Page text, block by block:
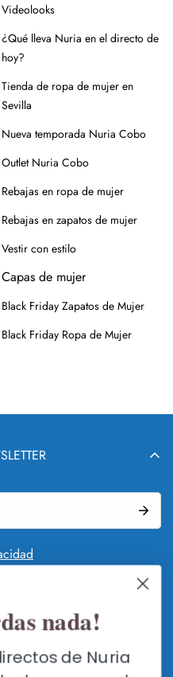
húmedo y
de piel. Guarda en
papel o con horma),
la suela. En caso de
caja o funda de tela,
primer día.
Videolooks
¿Qué lleva Nuria en el directo de
hoy?
Tienda de ropa de mujer en
Sevilla
Nueva temporada Nuria Cobo
Outlet Nuria Cobo
Rebajas en ropa de mujer
Rebajas en zapatos de mujer
Vestir con estilo
Capas de mujer
Black Friday Zapatos de Mujer
Black Friday Ropa de Mujer
nada!
de Nuria